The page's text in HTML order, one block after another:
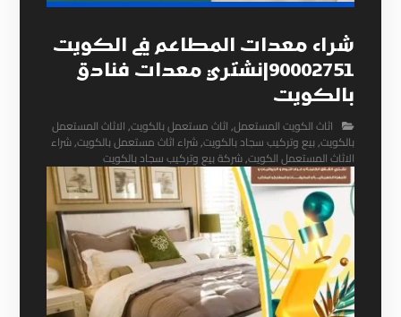
شراء معدات المطاعم في الكويت
90002751|نشتري معدات فنادق
بالكويت
اثاث الكويت المستعمل,اثاث مستعمل بالكويت,الاثاث المستعمل
بالكويت,بيع وتركيب سجاد بالكويت,شراء اثاث مستعمل بالكويت,شراء
الاثاث المستعمل الكويت,شركة بيع وتركيب سجاد بالكويت